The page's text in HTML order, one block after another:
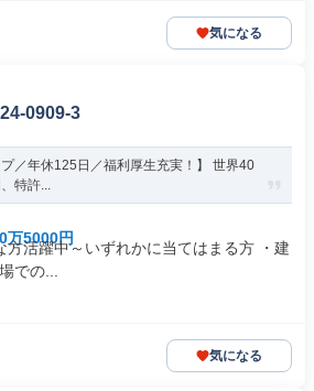
気になる
0909-3
プ／年休125日／福利厚生充実！】 世界40
特許...
万5000円
方活躍中～いずれかに当てはまる方 ・建
での...
気になる